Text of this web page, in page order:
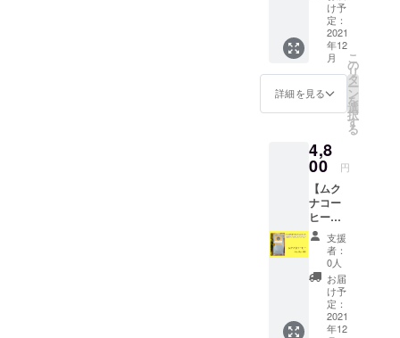
後のマ
マさん
にもオ
ススメ
です。
料 ＊
内容は
場合が
ありま
す。写
真はイ
メージ
です。
・桃／
ネクタ
リン／
黒いち
じく／
洋ナシ
／アプ
リコッ
50％バ
ランス
重視の
ビター
スイー
No.3：
カカオ
品ミル
クチョ
コ
No.4：
カカオ
30％誰
にでも
優しい
ミルク
チョ
コ。
カロ
リーも
気にな
らな
い、体
い嬉し
いチョ
原材
料
デー
ツ、カ
カオマ
ス、
デーツ
シロッ
プ、カ
カオバ
ター
バーベ
リー、
料
UAE(ア
ラブ首
長国連
邦)産
デーツ
まさに
お菓子
作り
に、お
料理
に、紅
茶に、
何にで
も使え
す！！
ミネラ
（100g
シュド
ライフ
ルーツ
の窒素
缶詰
真空
パック
き、
チッ素
を充填
した缶
詰で
す。 酸
化しな
いた
め、ド
ライフ
ルーツ
の栄養
と美味
しさを
料込み
・お届
け予定
12月下
旬、 ・
賞味期
限：お
届け後
90日。
光・高
温多湿
を避け
冷暗所
で保管
して下
さい。
●セット
内容 ・
エリコ
産デー
ツ 10
個入り
ギフ
け予
定：
2021
年12
月
詳細を見る
こ
の
リ
タ
ー
ン
を
選
択
す
る
4,8
00 円
【ムク
ナコー
ヒー
8g × 8
パッ
ク】 ・
お届け
予定12
月下
旬、賞
味期
支援
者：
0人
お届
け予
定：
2021
年12